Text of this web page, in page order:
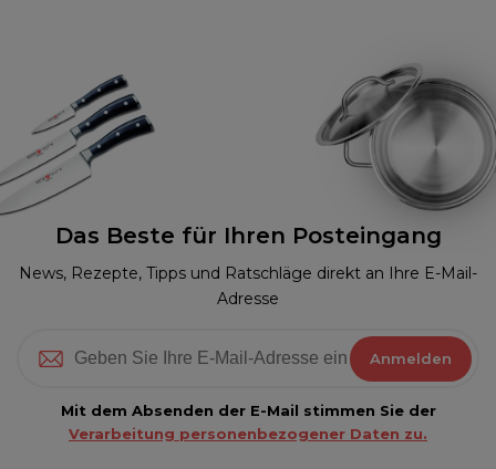
Das Beste für Ihren Posteingang
News, Rezepte, Tipps und Ratschläge direkt an Ihre E-Mail-
Adresse
Anmelden
Mit dem Absenden der E-Mail stimmen Sie der
Verarbeitung personenbezogener Daten zu.